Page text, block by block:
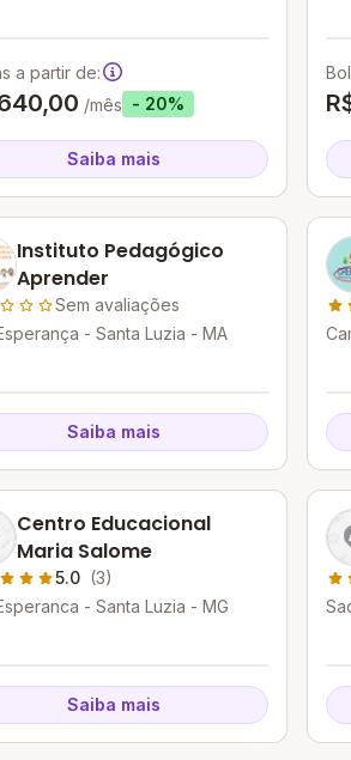
a partir de:
/mês - 20%
Saiba mais
Instituto Pedagógico
Aprender
Sem avaliações
- Santa Luzia - MA
Saiba mais
Centro Educacional
Maria Salome
5.0 (3)
- Santa Luzia - MG
Saiba mais